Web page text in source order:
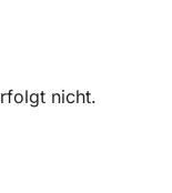
nicht.